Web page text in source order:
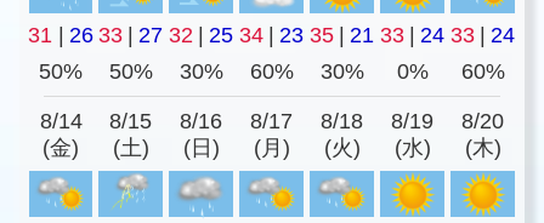
31 26 33 27 32 25 34 23 35 21 33 24 33
24
50%
50% 30% 60% 30% 0% 60%
8/14
(金)
8/15
(土)
8/16
(日)
8/17
(月)
8/18
(火)
8/19
(水)
8/20
(木)